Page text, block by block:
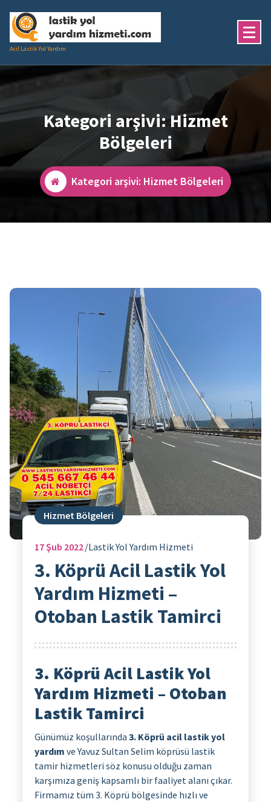
geç
Acil Lastik Yol Yardım
Kategori arşivi: Hizmet
Bölgeleri
Kategori arşivi: Hizmet Bölgeleri
Hizmet Bölgeleri
17Şub 2022 Lastik Yol Yardım Hizmeti
3. Köprü Acil Lastik Yol
Yardım Hizmeti –
Otoban Lastik Tamirci
3. Köprü Acil Lastik Yol
Yardım Hizmeti – Otoban
Lastik Tamirci
Günümüz koşullarında 3. Köprü acil lastik yol
yardım ve Yavuz Sultan Selim köprüsü lastik
tamir hizmetleri söz konusu olduğu zaman
karşımıza geniş kapsamlı bir faaliyet alanı çıkar.
Firmamız tüm 3. Köprü bölgesinde hızlı ve